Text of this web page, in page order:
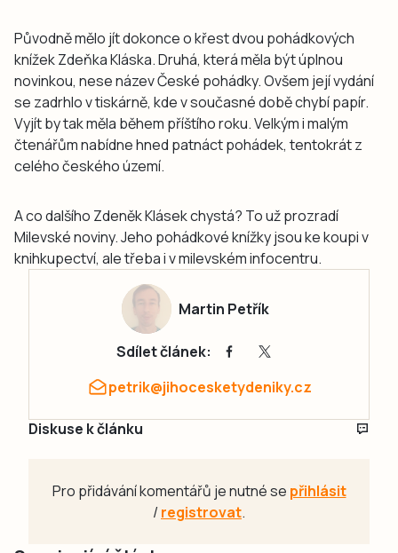
Původně mělo jít dokonce o křest dvou pohádkových
knížek Zdeňka Kláska. Druhá, která měla být úplnou
novinkou, nese název České pohádky. Ovšem její vydání
se zadrhlo v tiskárně, kde v současné době chybí papír.
Vyjít by tak měla během příštího roku. Velkým i malým
čtenářům nabídne hned patnáct pohádek, tentokrát z
celého českého území.
A co dalšího Zdeněk Klásek chystá? To už prozradí
Milevské noviny. Jeho pohádkové knížky jsou ke koupi v
knihkupectví, ale třeba i v milevském infocentru.
Martin Petřík
Sdílet článek:
petrik@jihocesketydeniky.cz
Diskuse k článku
Pro přidávání komentářů je nutné se přihlásit
/registrovat.